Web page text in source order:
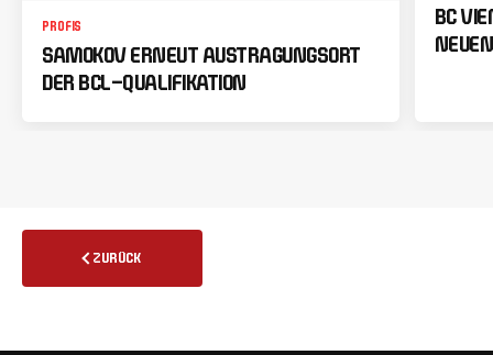
PROFIS
SAMOKOV ERNEUT AUSTRAGUNGSORT
DER BCL-QUALIFIKATION
BC
ZURÜCK